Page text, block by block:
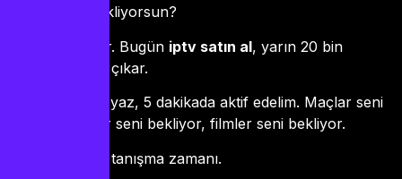
neden hala bekliyorsun?
Hadi, karar ver. Bugün iptv satın al, yarın 20 bin
kanalın keyfini çıkar.
WhatsApp’tan yaz, 5 dakikada aktif edelim. Maçlar seni
bekliyor, diziler seni bekliyor, filmler seni bekliyor.
ile tanışma zamanı.